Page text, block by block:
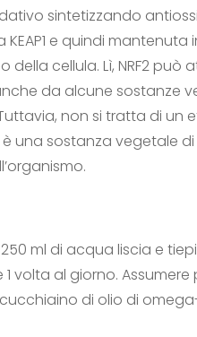
sintetizzando
e quindi mantenuta
cellula. Lì, NRF2 può
da alcune sostanze
non si tratta di un
una sostanza vegetale
ml di acqua liscia e
volta al giorno.
di olio di